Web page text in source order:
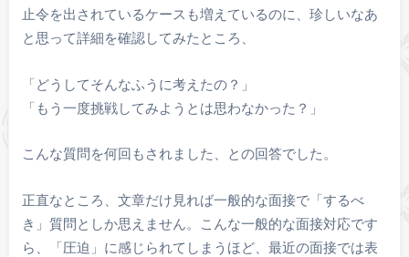
止令を出されているケースも増えているのに、珍しいなあ
と思って詳細を確認してみたところ、
「どうしてそんなふうに考えたの？」
「もう一度挑戦してみようとは思わなかった？」
こんな質問を何回もされました、との回答でした。
正直なところ、文章だけ見れば一般的な面接で「するべ
き」質問としか思えません。こんな一般的な面接対応です
ら、「圧迫」に感じられてしまうほど、最近の面接では表